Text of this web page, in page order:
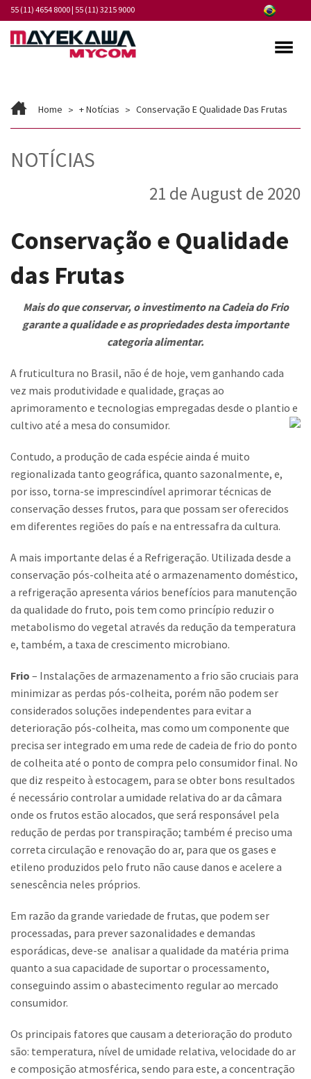
55 (11) 4654 8000| 55 (11) 3215 9000
Programa de Integridade
Pontos de Atendimento
Fornecedores
Contato
Home + Notícias Conservação E Qualidade Das Frutas
NOTÍCIAS
21 de August de 2020
Conservação e Qualidade
das Frutas
Mais do que conservar, o investimento na Cadeia do Frio
garante a qualidade e as propriedades desta importante
categoria alimentar.
A fruticultura no Brasil, não é de hoje, vem ganhando cada
vez mais produtividade e qualidade, graças ao
aprimoramento e tecnologias empregadas desde o plantio e
cultivo até a mesa do consumidor.
Contudo, a produção de cada espécie ainda é muito
regionalizada tanto geográfica, quanto sazonalmente, e,
por isso, torna-se imprescindível aprimorar técnicas de
conservação desses frutos, para que possam ser oferecidos
em diferentes regiões do país e na entressafra da cultura.
A mais importante delas é a Refrigeração. Utilizada desde a
conservação pós-colheita até o armazenamento doméstico,
a refrigeração apresenta vários benefícios para manutenção
da qualidade do fruto, pois tem como princípio reduzir o
metabolismo do vegetal através da redução da temperatura
e, também, a taxa de crescimento microbiano.
Frio – Instalações de armazenamento a frio são cruciais para
minimizar as perdas pós-colheita, porém não podem ser
considerados soluções independentes para evitar a
deterioração pós-colheita, mas como um componente que
precisa ser integrado em uma rede de cadeia de frio do ponto
de colheita até o ponto de compra pelo consumidor final. No
que diz respeito à estocagem, para se obter bons resultados
é necessário controlar a umidade relativa do ar da câmara
onde os frutos estão alocados, que será responsável pela
redução de perdas por transpiração; também é preciso uma
correta circulação e renovação do ar, para que os gases e
etileno produzidos pelo fruto não cause danos e acelere a
senescência neles próprios.
Em razão da grande variedade de frutas, que podem ser
processadas, para prever sazonalidades e demandas
esporádicas, deve-se analisar a qualidade da matéria prima
quanto a sua capacidade de suportar o processamento,
conseguindo assim o abastecimento regular ao mercado
consumidor.
Os principais fatores que causam a deterioração do produto
são: temperatura, nível de umidade relativa, velocidade do ar
e composição atmosférica, sendo para este, a concentração